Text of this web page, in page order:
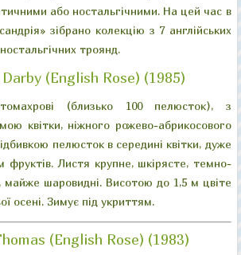
або ностальгічними. На цей час в
зібрано колекцію з 7 англійських
троянд.
(English Rose) (1985)
(близько 100 пелюсток), з
квітки, ніжного рожево-абрикосового
пелюсток в середині квітки, дуже
фруктів. Листя крупне, шкірясте, темно-
майже шаровидні. Висотою до 1,5 м цвіте
осені. Зимує під укриттям.
(English Rose) (1983)